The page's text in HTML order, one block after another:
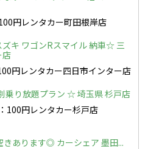
円レンタカー町田根岸店
キ ワゴンRスマイル 納車☆ 三
店
円レンタカー四日市インター店
乗り放題プラン ☆ 埼玉県 杉戸店
100円レンタカー杉戸店
きあります◎ カーシェア 墨田...